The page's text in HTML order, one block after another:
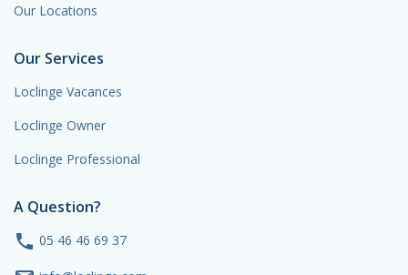
Our Locations
Our Services
Loclinge Vacances
Loclinge Owner
Loclinge Professional
A Question?
phone 05 46 46 69 37